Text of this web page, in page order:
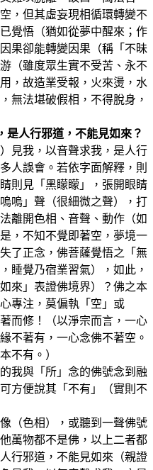
，但其虛妄現相循環轉變不
覺悟（猶如從夢中醒來；作
果卻能轉變因果（稱「不昧
（雖度眾生實不受苦、永不
，故造業受報，火來燙，水
無法堪破假相，不得脫身，
是人行邪道，不能見如來？
見我，以音聲求我，是人行
人誤會。若依字面解釋，則
則見「黑矇矇」，張開眼睛
嗚」聲（很細微之聲），打
離開色相、音聲、動作（如
，不知不覺即著空，夢境一
了正念，佛菩薩覺悟之「無
睡覺乃宿業習氣），如此，
來」表證佛境界）？佛之本
專注，莫偏執「空」或
而修！（以淨宗而言，一心
不著有，一心念佛不著空。
不有。）
我與「所」念的佛號念到融
方便說其「不有」（實則不
（色相），或聽到一聲佛號
萬物都不是佛，以上二者都
行邪道，不能見如來（親證